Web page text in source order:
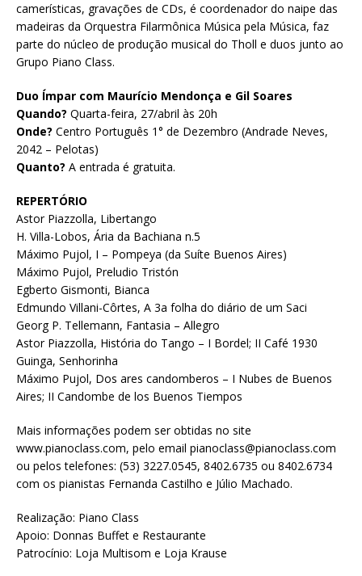
camerísticas, gravações de CDs, é coordenador do naipe das
madeiras da Orquestra Filarmônica Música pela Música, faz
parte do núcleo de produção musical do Tholl e duos junto ao
Grupo Piano Class.
Duo Ímpar com Maurício Mendonça e Gil Soares
Quando? Quarta-feira, 27/abril às 20h
Onde? Centro Português 1° de Dezembro (Andrade Neves,
2042 – Pelotas)
Quanto? A entrada é gratuita.
REPERTÓRIO
Astor Piazzolla, Libertango
H. Villa-Lobos, Ária da Bachiana n.5
Máximo Pujol, I – Pompeya (da Suíte Buenos Aires)
Máximo Pujol, Preludio Tristón
Egberto Gismonti, Bianca
Edmundo Villani-Côrtes, A 3a folha do diário de um Saci
Georg P. Tellemann, Fantasia – Allegro
Astor Piazzolla, História do Tango – I Bordel; II Café 1930
Guinga, Senhorinha
Máximo Pujol, Dos ares candomberos – I Nubes de Buenos
Aires; II Candombe de los Buenos Tiempos
Mais informações podem ser obtidas no site
www.pianoclass.com, pelo email pianoclass@pianoclass.com
ou pelos telefones: (53) 3227.0545, 8402.6735 ou 8402.6734
com os pianistas Fernanda Castilho e Júlio Machado.
Realização: Piano Class
Apoio: Donnas Buffet e Restaurante
Patrocínio: Loja Multisom e Loja Krause